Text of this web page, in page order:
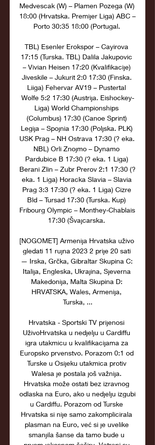
Medvescak (W) – Plamen Pozega (W)
18:00 (Hrvatska. Premijer Liga) ABC –
Porto 30:35 18:00 (Portugal.
TBL) Esenler Erokspor – Cayirova
17:15 (Turska. TBL) Dalila Jakupovic
– Vivian Heisen 17:20 (Kvalifikacije)
Jiveskile – Jukurit 2:0 17:30 (Finska.
Liiga) Fehervar AV19 – Pustertal
Wolfe 5:2 17:30 (Austrija. Eishockey-
Liga) World Championships
(Columbus) 17:30 (Canoe Sprint)
Legija – Spojnia 17:30 (Poljska. PLK)
USK Prag – NH Ostrava 17:30 (? eka.
NBL) Orli Znojmo – Dynamo
Pardubice B 17:30 (? eka. 1 Liga)
Berani Zlin – Zubr Prerov 2:1 17:30 (?
eka. 1 Liga) Horacka Slavia – Slavia
Prag 3:3 17:30 (? eka. 1 Liga) Cizre
Bld – Tursad 17:30 (Turska. Kup)
Fribourg Olympic – Monthey-Chablais
17:30 (Švajcarska.
[NOGOMET] Armenija Hrvatska uživo
gledati 11 rujna 2023 2 prije 20 sati
— Irska, Grčka, Gibraltar Skupina C:
Italija, Engleska, Ukrajina, Sjeverna
Makedonija, Malta Skupina D:
HRVATSKA, Wales, Armenija,
Turska, ...
Hrvatska - Sportski TV prijenosi
UživoHrvatska u nedjelju u Cardiffu
igra utakmicu u kvalifikacijama za
Europsko prvenstvo. Porazom 0:1 od
Turske u Osijeku utakmica protiv
Walesa je postala još važnija.
Hrvatska može ostati bez izravnog
odlaska na Euro, ako u nedjelju izgubi
u Cardiffu. Porazom od Turske
Hrvatska si nije samo zakomplicirala
plasman na Euro, već si je uvelike
smanjila šanse da tamo bude u